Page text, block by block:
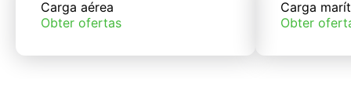
Carga aérea
Obter ofertas
Carga
Obter